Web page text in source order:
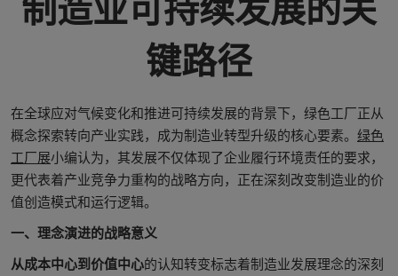
键路径
在全球应对气候变化和推进可持续发展的背景下，绿色工厂正从
概念探索转向产业实践，成为制造业转型升级的核心要素。 绿色
工厂展小编认为，其发展不仅体现了企业履行环境责任的要求，
更代表着产业竞争力重构的战略方向，正在深刻改变制造业的价
值创造模式和运行逻辑。
一、理念演进的战略意义
从成本中心到价值中心的认知转变标志着制造业发展理念的深刻